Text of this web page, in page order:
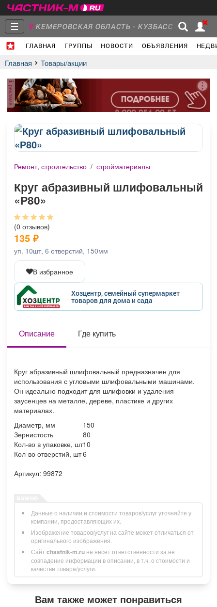
☰ КЕМЕРОВСКАЯ ОБЛАСТЬ - КУЗБАСС
ГЛАВНАЯ ГРУППЫ НОВОСТИ ОБЪЯВЛЕНИЯ
Главная
Объявления Недвижимость Услуги
Работа Транспорт
Афиша
ТВ программа Я - пенсионер
Главная Товары/акции
реклама
Ремонт, строительство / стройматериалы
Круг абразивный шлифовальный
«Р80»
(0 отзывов)
135 ₽
уп. 10шт, 6 отверстий, 150мм
В избранное
Хозцентр, семейный супермаркет
товаров для дома и сада
Описание Где купить
Круг абразивный шлифовальный предназначен для
использования с угловыми шлифовальными машинами.
Он идеально подходит для шлифовки и удаления
заусенцев на металле, дереве, пластике и других
материалах.
Диаметр, мм
150
Зернистость
80
Кол-во в упаковке, шт10
Кол-во отверстий, шт6
Артикул: 99872
Данные о наличии и стоимости товаров/услуг уточняйте у
компании, предоставляющих их.
Изображение товаров/услуг на сайте может отличаться от
оригинального изображения.
Сайт chastnik-m.ru не несет ответственности за не
совпадение информации в описании, в т.ч. о стоимости и
качестве товара/услуги.
Вам также может понравиться